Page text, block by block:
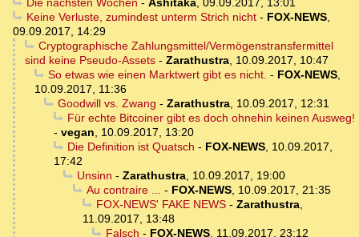
Die nächsten Wochen - Ashitaka, 09.09.2017, 13:01
Keine Verluste, zumindest unterm Strich nicht- FOX-NEWS,
09.09.2017, 14:29
Cryptographische Zahlungsmittel/Vermögenstransfermittel
sind keine Pseudo-Assets - Zarathustra, 10.09.2017, 10:47
So etwas wie einen Marktwert gibt es nicht. - FOX-NEWS,
10.09.2017, 11:36
Goodwill vs. Zwang - Zarathustra, 10.09.2017, 12:31
Für echte Bitcoiner gibt es doch ohnehin keinen Ausweg!
- vegan, 10.09.2017, 13:20
Die Definition ist Quatsch - FOX-NEWS, 10.09.2017,
17:42
Unsinn - Zarathustra, 10.09.2017, 19:00
Au contraire ... - FOX-NEWS, 10.09.2017, 21:35
FOX-NEWS' FAKE NEWS- Zarathustra,
11.09.2017, 13:48
Falsch - FOX-NEWS, 11.09.2017, 23:12